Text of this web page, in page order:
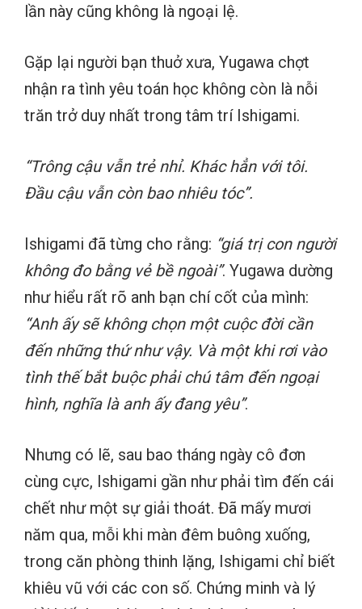
lần này cũng không là ngoại lệ.
Gặp lại người bạn thuở xưa, Yugawa chợt
nhận ra tình yêu toán học không còn là nỗi
trăn trở duy nhất trong tâm trí Ishigami.
“Trông cậu vẫn trẻ nhỉ. Khác hẳn với tôi.
Đầu cậu vẫn còn bao nhiêu tóc”.
Ishigami đã từng cho rằng: “giá trị con người
không đo bằng vẻ bề ngoài”. Yugawa dường
như hiểu rất rõ anh bạn chí cốt của mình:
“Anh ấy sẽ không chọn một cuộc đời cần
đến những thứ như vậy. Và một khi rơi vào
tình thế bắt buộc phải chú tâm đến ngoại
hình, nghĩa là anh ấy đang yêu”.
Nhưng có lẽ, sau bao tháng ngày cô đơn
cùng cực, Ishigami gần như phải tìm đến cái
chết như một sự giải thoát. Đã mấy mươi
năm qua, mỗi khi màn đêm buông xuống,
trong căn phòng thinh lặng, Ishigami chỉ biết
khiêu vũ với các con số. Chứng minh và lý